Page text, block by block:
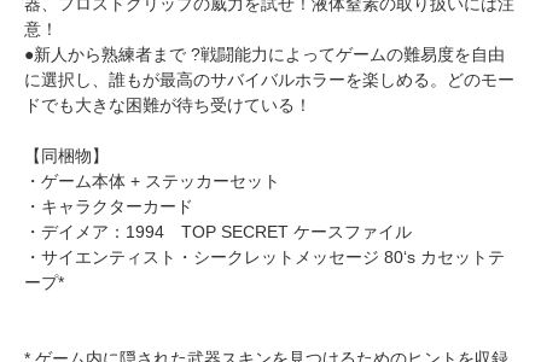
意！
●新人から熟練者まで ?戦闘能力によってゲームの難易度を自由
に選択し、誰もが最高のサバイバルホラーを楽しめる。どのモー
ドでも大きな困難が待ち受けている！
【同梱物】
・ゲーム本体 + ステッカーセット
・キャラクターカード
・デイメア：1994 TOP SECRET ケースファイル
・サイエンティスト・シークレットメッセージ 80‘s カセットテ
ープ*